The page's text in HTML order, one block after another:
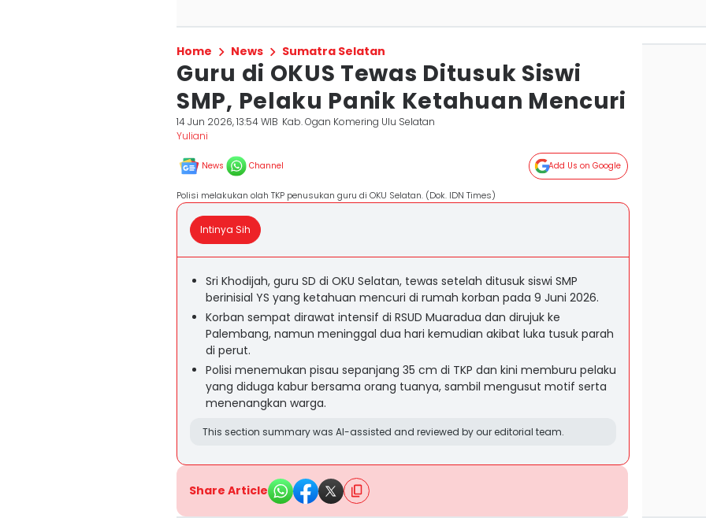
Home News Sumatra Selatan
Guru di OKUS Tewas Ditusuk Siswi
SMP, Pelaku Panik Ketahuan Mencuri
14 Jun 2026, 13:54 WIB Kab. Ogan Komering Ulu Selatan
Yuliani
News Channel Add Us on Google
Polisi melakukan olah TKP penusukan guru di OKU Selatan. (Dok. IDN Times)
Intinya Sih
Sri Khodijah, guru SD di OKU Selatan, tewas setelah ditusuk siswi SMP
berinisial YS yang ketahuan mencuri di rumah korban pada 9 Juni 2026.
Korban sempat dirawat intensif di RSUD Muaradua dan dirujuk ke
Palembang, namun meninggal dua hari kemudian akibat luka tusuk parah
di perut.
Polisi menemukan pisau sepanjang 35 cm di TKP dan kini memburu pelaku
yang diduga kabur bersama orang tuanya, sambil mengusut motif serta
menenangkan warga.
This section summary was AI-assisted and reviewed by our editorial team.
Share Article